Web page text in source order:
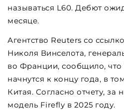
называться L60. Дебют
месяце.
Агентство Reuters со
Николя Винселота,
во Франции, сообщило,
начнутся к концу года, в
Китая. Согласно отчету, за
модель Firefly в 2025 году.